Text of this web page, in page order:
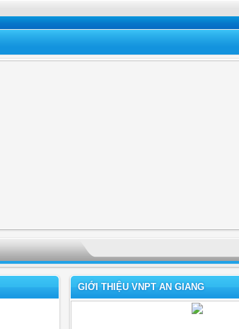
GIỚI THIỆU VNPT AN GIANG